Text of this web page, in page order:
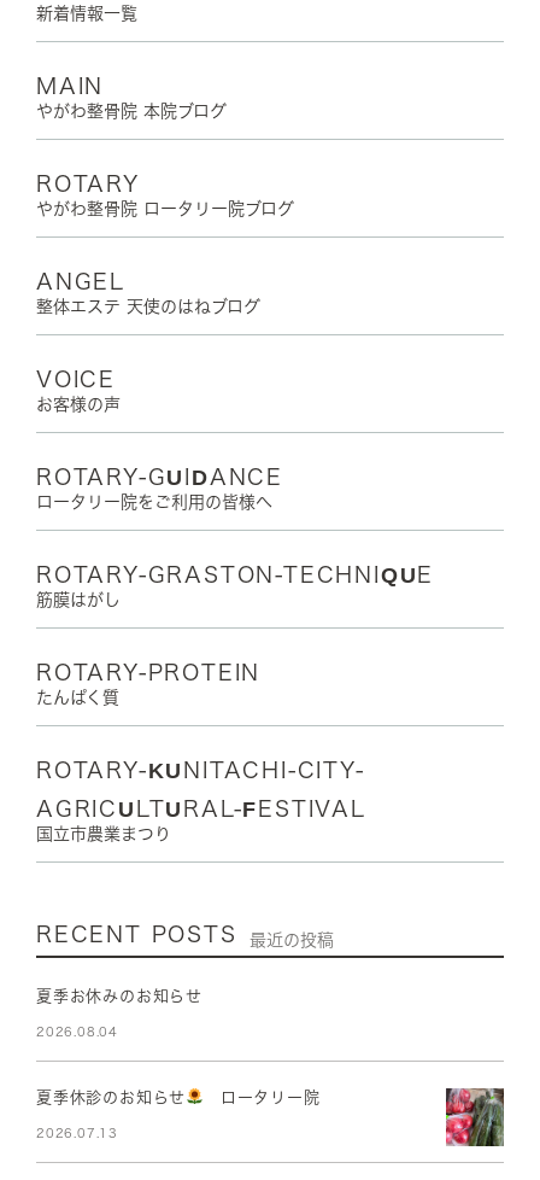
新着情報一覧
MAIN
やがわ整骨院 本院ブログ
ROTARY
やがわ整骨院 ロータリー院ブログ
ANGEL
整体エステ 天使のはねブログ
VOICE
お客様の声
ROTARY-GUIDANCE
ロータリー院をご利用の皆様へ
ROTARY-GRASTON-TECHNIQUE
筋膜はがし
ROTARY-PROTEIN
たんぱく質
ROTARY-KUNITACHI-CITY-
AGRICULTURAL-FESTIVAL
国立市農業まつり
RECENT POSTS 最近の投稿
夏季お休みのお知らせ
2026.08.04
夏季休診のお知らせ ロータリー院
2026.07.13